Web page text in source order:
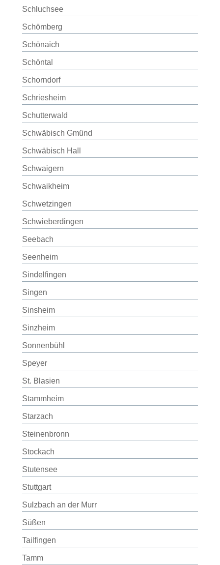
Schluchsee
Schömberg
Schönaich
Schöntal
Schorndorf
Schriesheim
Schutterwald
Schwäbisch Gmünd
Schwäbisch Hall
Schwaigern
Schwaikheim
Schwetzingen
Schwieberdingen
Seebach
Seenheim
Sindelfingen
Singen
Sinsheim
Sinzheim
Sonnenbühl
Speyer
St. Blasien
Stammheim
Starzach
Steinenbronn
Stockach
Stutensee
Stuttgart
Sulzbach an der Murr
Süßen
Tailfingen
Tamm